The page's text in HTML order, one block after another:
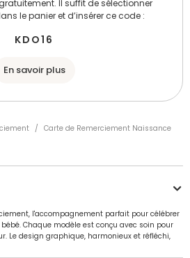
Il suffit de sélectionner
le panier et d’insérer ce code :
KDO16
En savoir plus
/ Carte de Remerciement Naissance
l'accompagnement parfait pour célébrer
Chaque modèle est conçu avec soin pour
Le design graphique, harmonieux et réfléchi,